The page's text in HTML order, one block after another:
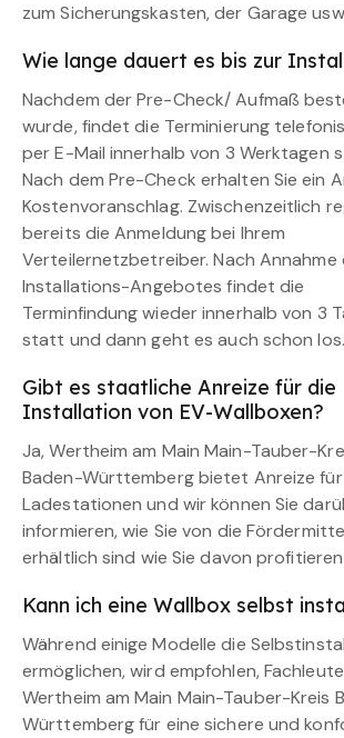
zum Sicherungskasten, der Garage
Wie lange dauert es bis zur
Nachdem der Pre-Check/ Aufmaß
wurde, findet die Terminierung
per E-Mail innerhalb von 3 Werktagen
Nach dem Pre-Check erhalten Sie ein
Kostenvoranschlag. Zwischenzeitlich
bereits die Anmeldung bei Ihrem
Verteilernetzbetreiber. Nach Annahme
Installations-Angebotes findet die
Terminfindung wieder innerhalb von 3
statt und dann geht es auch schon los.
Gibt es staatliche Anreize für die
Installation von EV-Wallboxen?
Ja, Wertheim am Main Main-Tauber-
Baden-Württemberg bietet Anreize für
Ladestationen und wir können Sie
informieren, wie Sie von die
erhältlich sind wie Sie davon
Kann ich eine Wallbox selbst
Während einige Modelle die
ermöglichen, wird empfohlen,
Wertheim am Main Main-Tauber-Kreis
Württemberg für eine sichere und